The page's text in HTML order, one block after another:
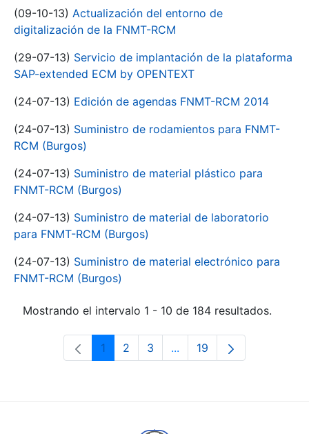
(09-10-13) Actualización del entorno de
digitalización de la FNMT-RCM
(29-07-13) Servicio de implantación de la plataforma
SAP-extended ECM by OPENTEXT
(24-07-13) Edición de agendas FNMT-RCM 2014
(24-07-13) Suministro de rodamientos para FNMT-
RCM (Burgos)
(24-07-13) Suministro de material plástico para
FNMT-RCM (Burgos)
(24-07-13) Suministro de material de laboratorio
para FNMT-RCM (Burgos)
(24-07-13) Suministro de material electrónico para
FNMT-RCM (Burgos)
Mostrando el intervalo 1 - 10 de 184 resultados.
Página
1 Página
2 Página
3 ...Páginas intermedias Use
Página
19